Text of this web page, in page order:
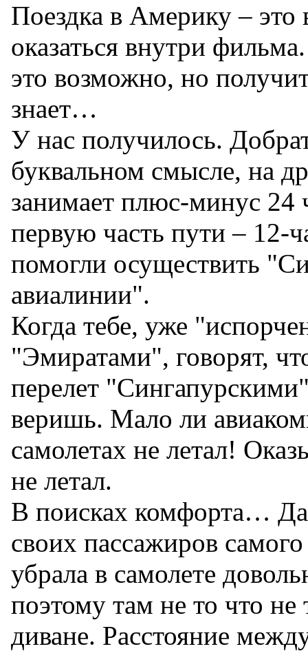
Поездка в Америку – это
оказаться внутри
это возможно, но
знает…
У нас получилось.
буквальном смысле, на
занимает плюс-минус 24
первую часть пути – 12-
помогли осуществить
авиалинии".
Когда тебе, уже
"Эмиратами", говорят,
перелет
веришь. Мало ли
самолетах не летал!
не летал.
В поисках комфорта…
своих пассажиров
убрала в самолете
поэтому там не то что не
диване. Расстояние